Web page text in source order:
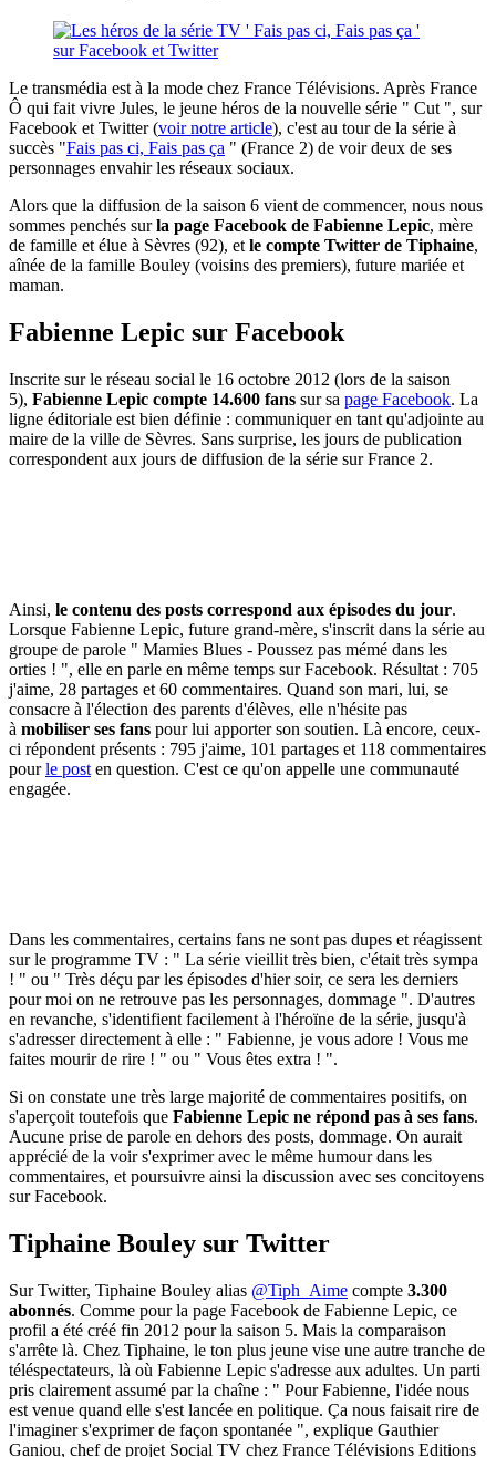
Le transmédia est à la mode chez France Télévisions. Après France
Ô qui fait vivre Jules, le jeune héros de la nouvelle série " Cut ", sur
Facebook et Twitter (voir notre article), c'est au tour de la série à
succès "Fais pas ci, Fais pas ça " (France 2) de voir deux de ses
personnages envahir les réseaux sociaux.
Alors que la diffusion de la saison 6 vient de commencer, nous nous
sommes penchés surla page Facebook de Fabienne Lepic, mère
de famille et élue à Sèvres (92), et le compte Twitter de Tiphaine,
aînée de la famille Bouley (voisins des premiers), future mariée et
maman.
Fabienne Lepic sur Facebook
Inscrite sur le réseau social le 16 octobre 2012 (lors de la saison
5), Fabienne Lepic compte 14.600 fans sur sa page Facebook. La
ligne éditoriale est bien définie : communiquer en tant qu'adjointe au
maire de la ville de Sèvres. Sans surprise, les jours de publication
correspondent aux jours de diffusion de la série sur France 2.
Ainsi, le contenu des posts correspond aux épisodes du jour.
Lorsque Fabienne Lepic, future grand-mère, s'inscrit dans la série au
groupe de parole " Mamies Blues - Poussez pas mémé dans les
orties ! ", elle en parle en même temps sur Facebook. Résultat : 705
j'aime, 28 partages et 60 commentaires. Quand son mari, lui, se
consacre à l'élection des parents d'élèves, elle n'hésite pas
à mobiliser ses fans pour lui apporter son soutien. Là encore, ceux-
ci répondent présents : 795 j'aime, 101 partages et 118 commentaires
pourle post en question. C'est ce qu'on appelle une communauté
engagée.
Dans les commentaires, certains fans ne sont pas dupes et réagissent
sur le programme TV : " La série vieillit très bien, c'était très sympa
! " ou " Très déçu par les épisodes d'hier soir, ce sera les derniers
pour moi on ne retrouve pas les personnages, dommage ". D'autres
en revanche, s'identifient facilement à l'héroïne de la série, jusqu'à
s'adresser directement à elle : " Fabienne, je vous adore ! Vous me
faites mourir de rire ! " ou " Vous êtes extra ! ".
Si on constate une très large majorité de commentaires positifs, on
s'aperçoit toutefois que Fabienne Lepic ne répond pas à ses fans.
Aucune prise de parole en dehors des posts, dommage. On aurait
apprécié de la voir s'exprimer avec le même humour dans les
commentaires, et poursuivre ainsi la discussion avec ses concitoyens
sur Facebook.
Tiphaine Bouley sur Twitter
Sur Twitter, Tiphaine Bouley alias @Tiph_Aime compte 3.300
abonnés. Comme pour la page Facebook de Fabienne Lepic, ce
profil a été créé fin 2012 pour la saison 5. Mais la comparaison
s'arrête là. Chez Tiphaine, le ton plus jeune vise une autre tranche de
téléspectateurs, là où Fabienne Lepic s'adresse aux adultes. Un parti
pris clairement assumé par la chaîne : " Pour Fabienne, l'idée nous
est venue quand elle s'est lancée en politique. Ça nous faisait rire de
l'imaginer s'exprimer de façon spontanée ", explique Gauthier
Ganiou, chef de projet Social TV chez France Télévisions Editions